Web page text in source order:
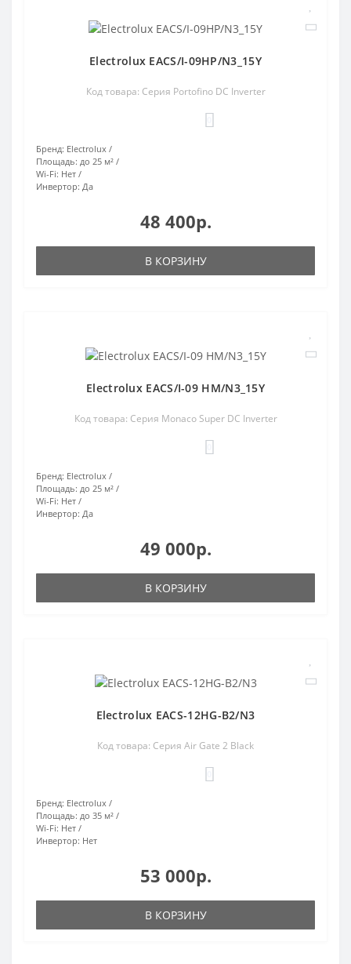
Electrolux EACS/I-09HP/N3_15Y
Код товара: Серия Portofino DC Inverter
Бренд: Electrolux
Площадь: до 25 м²
Wi-Fi: Нет
Инвертор: Да
48 400р.
В КОРЗИНУ
Electrolux EACS/I-09 HM/N3_15Y
Код товара: Серия Monaco Super DC Inverter
Бренд: Electrolux
Площадь: до 25 м²
Wi-Fi: Нет
Инвертор: Да
49 000р.
В КОРЗИНУ
Electrolux EACS-12HG-B2/N3
Код товара: Серия Air Gate 2 Black
Бренд: Electrolux
Площадь: до 35 м²
Wi-Fi: Нет
Инвертор: Нет
53 000р.
В КОРЗИНУ